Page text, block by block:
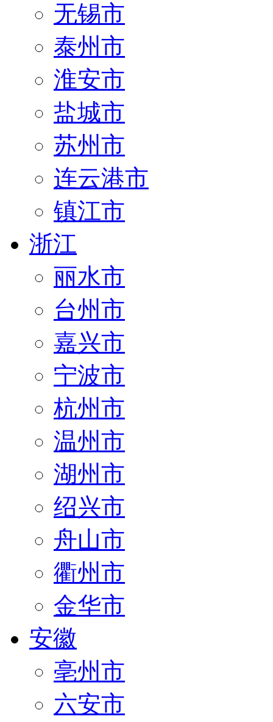
无锡市
泰州市
淮安市
盐城市
苏州市
连云港市
镇江市
浙江
丽水市
台州市
嘉兴市
宁波市
杭州市
温州市
湖州市
绍兴市
舟山市
衢州市
金华市
安徽
亳州市
六安市